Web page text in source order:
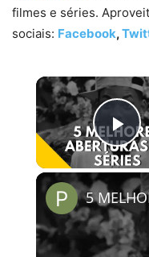
filmes e séries.
sociais: Facebook,